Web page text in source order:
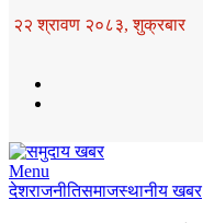
२२ श्रावण २०८३, शुक्रबार
Menu
देशराजनीतिसमाजस्थानीय खबर